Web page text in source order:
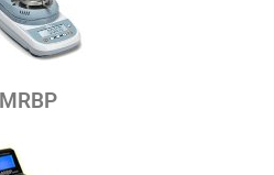
MRBP